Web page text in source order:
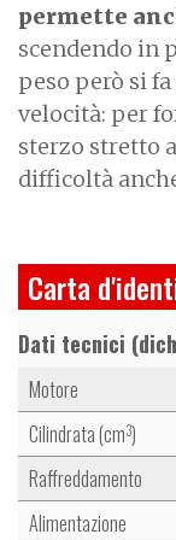
permette
scendendo in
peso però si
velocità: per
sterzo stretto
difficoltà
Carta
Dati tecnici
Motore
Cilindrata (cm3)
Raffreddamento
Alimentazione